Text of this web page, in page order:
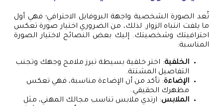
تُعد الصورة الشخصية واجهة البروفايل الاحترافي؛ فهي أول
ما يلفت انتباه الزوار. لذلك، من الضروري اختيار صورة تعكس
احترافيتك وشخصيتك. إليك بعض النصائح لاختيار الصورة
المناسبة:
الخلفية: اختر خلفية بسيطة تبرز ملامح وجهك وتجنب
التفاصيل المشتتة.
الإضاءة: تأكد من أن الإضاءة مناسبة، فهي تعكس
مظهرك الحقيقي.
الملابس: ارتدي ملابس تناسب مجالك المهني، مثل